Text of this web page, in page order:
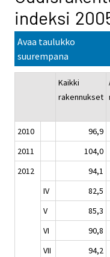
indeksi
Avaa taulukko
suurempana
Kaikki
rakennukset
2010
96,9
2011
104,0
2012
94,1
IV
82,5
V
85,3
VI
90,8
VII
94,2